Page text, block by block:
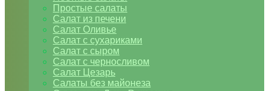
Простые салаты
Салат из печени
Салат Оливье
Салат с сухариками
Салат с сыром
Салат с черносливом
Салат Цезарь
Салаты без майонеза